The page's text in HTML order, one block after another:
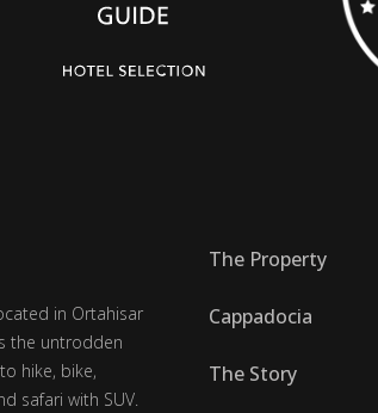
in Ortahisar
the untrodden
hike, bike,
safari with SUV.
The Property
Cappadocia
The Story